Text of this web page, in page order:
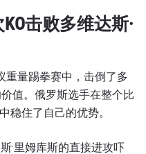
击败多维达斯·
重量踢拳赛中，击倒了多
值。俄罗斯选手在整个比
稳住了自己的优势。
·里姆库斯的直接进攻吓